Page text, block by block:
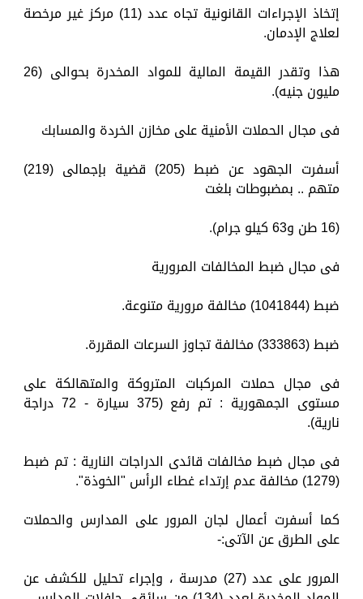
إتخاذ الإجراءات القانونية تجاه عدد (11) مركز غير مرخصة
لعلاج الإدمان.
هذا وتقدر القيمة المالية للمواد المخدرة بحوالى (26
مليون جنيه).
فى مجال الحملات الأمنية على مخازن الخردة والمسابك
أسفرت الجهود عن ضبط (205) قضية بإجمالى (219)
متهم .. بمضبوطات بلغت
(16 طن و63 كيلو جرام).
فى مجال ضبط المخالفات المرورية
ضبط (1041844) مخالفة مرورية متنوعة.
ضبط (333863) مخالفة تجاوز السرعات المقررة.
فى مجال حملات المركبات المتروكة والمتهالكة على
مستوى الجمهورية : تم رفع (375 سيارة - 72 دراجة
نارية).
فى مجال ضبط مخالفات قائدى الدراجات النارية : تم ضبط
(1279) مخالفة عدم إرتداء غطاء الرأس "الخوذة".
كما أسفرت أعمال لجان المرور على المدارس والحملات
على الطرق عن الآتى:-
المرور على عدد (27) مدرسة ، وإجراء تحليل للكشف عن